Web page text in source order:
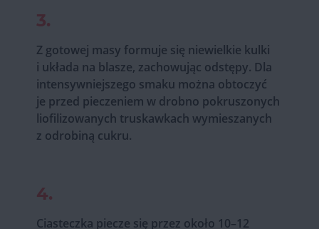
3.
Z gotowej masy formuje się niewielkie kulki
i układa na blasze, zachowując odstępy. Dla
intensywniejszego smaku można obtoczyć
je przed pieczeniem w drobno pokruszonych
liofilizowanych truskawkach wymieszanych
z odrobiną cukru.
4.
Ciasteczka piecze się przez około 10–12